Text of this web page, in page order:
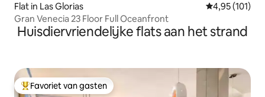
Flat in Las Glorias Gemiddelde
4,95 (101)
Gran Venecia 23 Floor Full Oceanfront
Huisdiervriendelijke flats aan het strand
Topfavoriet van gasten
Favoriet van gasten